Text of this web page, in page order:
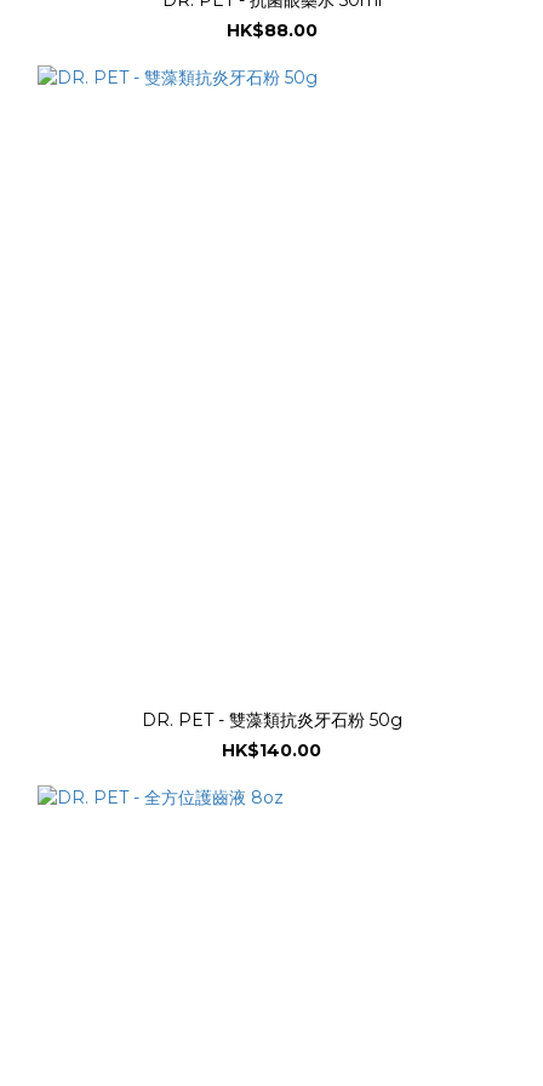
HK$88.00
DR. PET - 雙藻類抗炎牙石粉 50g
HK$140.00